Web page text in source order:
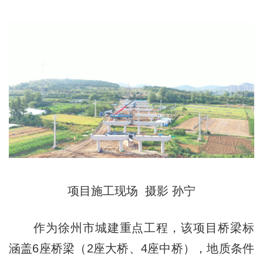
项目施工现场 摄影 孙宁
作为徐州市城建重点工程，该项目桥梁标
涵盖6座桥梁（2座大桥、4座中桥），地质条件